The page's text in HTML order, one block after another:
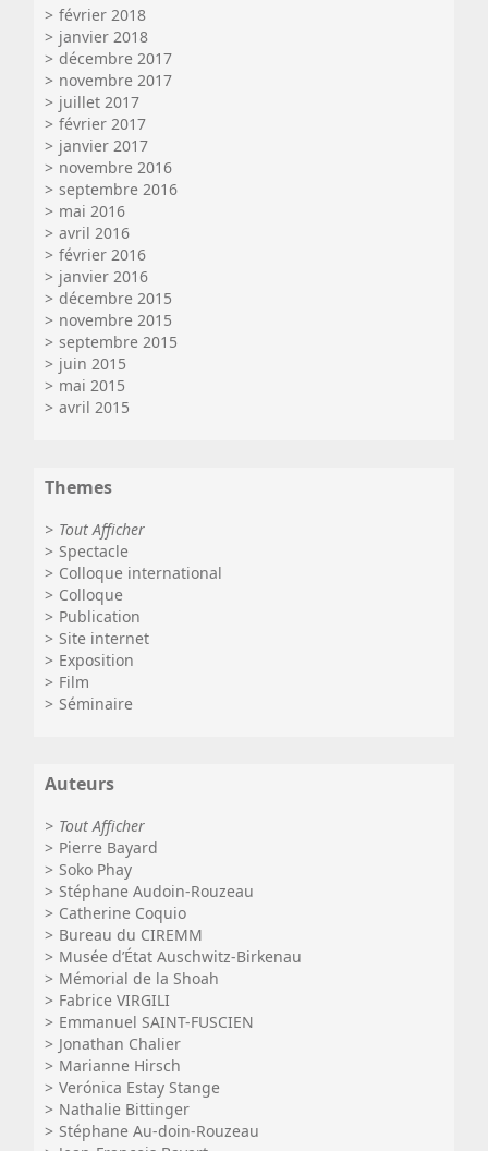
février 2018
janvier 2018
décembre 2017
novembre 2017
juillet 2017
février 2017
janvier 2017
novembre 2016
septembre 2016
mai 2016
avril 2016
février 2016
janvier 2016
décembre 2015
novembre 2015
septembre 2015
juin 2015
mai 2015
avril 2015
Themes
Tout Afficher
Spectacle
Colloque international
Colloque
Publication
Site internet
Exposition
Film
Séminaire
Auteurs
Tout Afficher
Pierre Bayard
Soko Phay
Stéphane Audoin-Rouzeau
Catherine Coquio
Bureau du CIREMM
Musée d’État Auschwitz-Birkenau
Mémorial de la Shoah
Fabrice VIRGILI
Emmanuel SAINT-FUSCIEN
Jonathan Chalier
Marianne Hirsch
Verónica Estay Stange
Nathalie Bittinger
Stéphane Au-doin-Rouzeau